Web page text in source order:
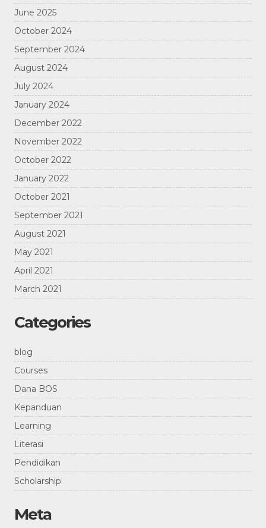
June 2025
October 2024
September 2024
August 2024
July 2024
January 2024
December 2022
November 2022
October 2022
January 2022
October 2021
September 2021
August 2021
May 2021
April 2021
March 2021
Categories
blog
Courses
Dana BOS
Kepanduan
Learning
Literasi
Pendidikan
Scholarship
Meta